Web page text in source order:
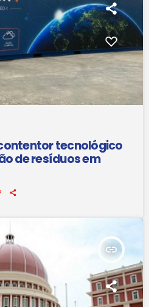
tecnológico
de resíduos em
insert_link